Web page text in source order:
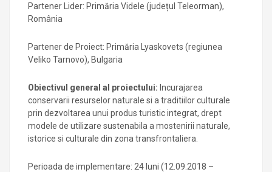
Partener Lider: Primăria Videle (județul Teleorman),
România
Partener de Proiect: Primăria Lyaskovets (regiunea
Veliko Tarnovo), Bulgaria
Obiectivul general al proiectului: Incurajarea
conservarii resurselor naturale si a traditiilor culturale
prin dezvoltarea unui produs turistic integrat, drept
modele de utilizare sustenabila a mostenirii naturale,
istorice si culturale din zona transfrontaliera.
Perioada de implementare: 24 luni (12.09.2018 –